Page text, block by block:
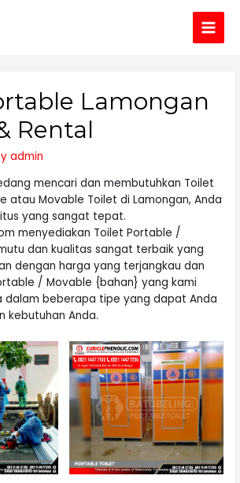
Main
Lamongan
Rental
admin
mencari dan membutuhkan Toilet
atau Movable Toilet di Lamongan, Anda
yang sangat tepat.
menyediakan Toilet Portable /
dan kualitas sangat terbaik yang
dengan harga yang terjangkau dan
/ Movable {bahan} yang kami
dalam beberapa tipe yang dapat Anda
kebutuhan Anda.